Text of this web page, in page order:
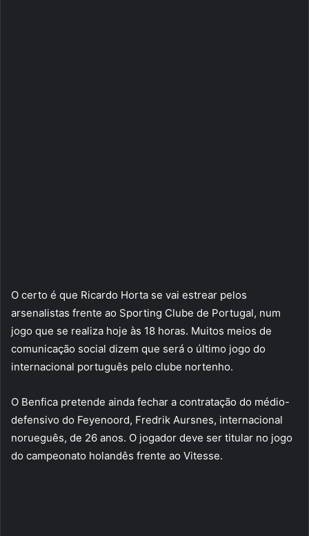
O certo é que Ricardo Horta se vai estrear pelos
arsenalistas frente ao Sporting Clube de Portugal, num
jogo que se realiza hoje às 18 horas. Muitos meios de
comunicação social dizem que será o último jogo do
internacional português pelo clube nortenho.
O Benfica pretende ainda fechar a contratação do médio-
defensivo do Feyenoord, Fredrik Aursnes, internacional
norueguês, de 26 anos. O jogador deve ser titular no jogo
do campeonato holandês frente ao Vitesse.